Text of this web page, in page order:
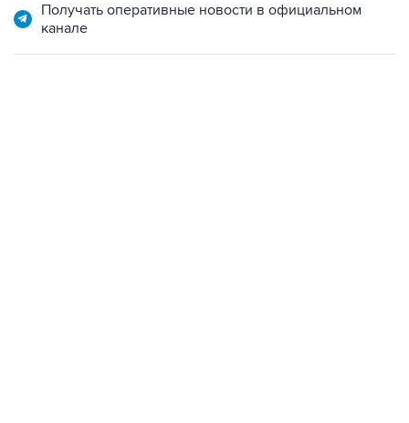
Получать оперативные новости в официальном
канале